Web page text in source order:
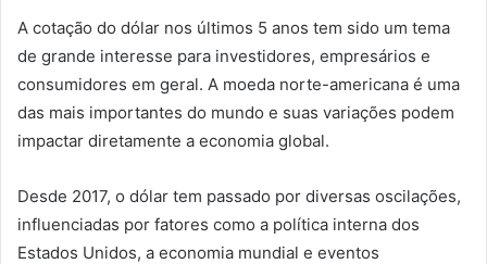
A cotação do dólar nos últimos 5 anos tem sido um tema
de grande interesse para investidores, empresários e
consumidores em geral. A moeda norte-americana é uma
das mais importantes do mundo e suas variações podem
impactar diretamente a economia global.
Desde 2017, o dólar tem passado por diversas oscilações,
influenciadas por fatores como a política interna dos
Estados Unidos, a economia mundial e eventos